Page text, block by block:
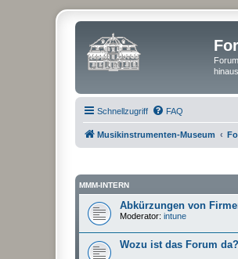
hinaus.
Schnellzugriff FAQ
Musikinstrumenten-Museum
MMM-INTERN
Abkürzungen von
Moderator: intune
Wozu ist das Forum da?